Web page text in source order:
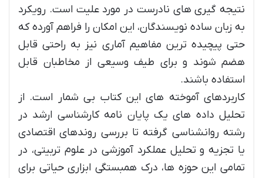
نتیجه گیری های نادرست در مورد علیت است. رویکرد
به زبان ساده نویسندگان، این امکان را فراهم آورده که
حتی پیچیده ترین مفاهیم آماری نیز به راحتی قابل
هضم شوند و برای طیف وسیعی از مخاطبان قابل
استفاده باشند.
کاربردهای آموخته های این کتاب بی شمار است. از
تحلیل داده های یک پایان نامه کارشناسی ارشد در
رشته روانشناسی گرفته تا بررسی روندهای اقتصادی
یا تجزیه و تحلیل عملکرد آموزشی در علوم تربیتی، در
تمامی این حوزه ها، درک همبستگی ابزاری حیاتی برای